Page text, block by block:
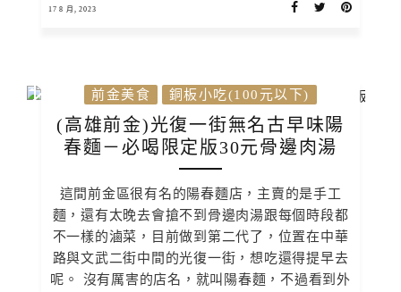
17 8 月, 2023
前金美食 銅板小吃(100元以下)
(高雄前金)光復一街無名古早味陽
春麵－必喝限定版30元骨邊肉湯
這間前金區很有名的陽春麵店，主賣的是手工
麵，還有太晚去會搶不到骨邊肉湯跟每個時段都
不一樣的滷菜，目前做到第二代了，位置在中華
路與文武二街中間的光復一街，想吃還得提早去
呢。 沒有厲害的店名，就叫陽春麵，不過看到外